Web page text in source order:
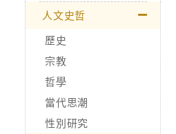
人文史哲
歷史
宗教
哲學
當代思潮
性別研究